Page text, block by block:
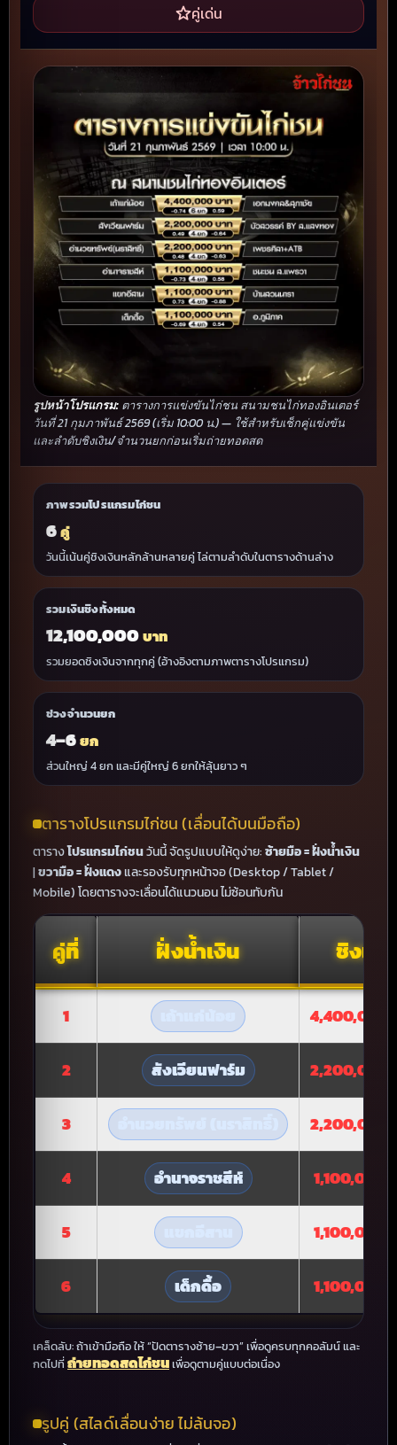
คู่เด่น
รูปหน้าโปรแกรม: ตารางการแข่งขันไก่ชน สนามชนไก่ทองอินเตอร์
วันที่ 21 กุมภาพันธ์ 2569 (เริ่ม 10:00 น.) — ใช้สำหรับเช็กคู่แข่งขัน
และลำดับชิงเงิน/จำนวนยกก่อนเริ่มถ่ายทอดสด
ภาพรวมโปรแกรมไก่ชน
6คู่
วันนี้เน้นคู่ชิงเงินหลักล้านหลายคู่ ไล่ตามลำดับในตารางด้านล่าง
รวมเงินชิงทั้งหมด
12,100,000บาท
รวมยอดชิงเงินจากทุกคู่ (อ้างอิงตามภาพตารางโปรแกรม)
ช่วงจำนวนยก
4–6ยก
ส่วนใหญ่ 4 ยก และมีคู่ใหญ่ 6 ยกให้ลุ้นยาว ๆ
ตารางโปรแกรมไก่ชน (เลื่อนได้บนมือถือ)
ตารางโปรแกรมไก่ชนวันนี้ จัดรูปแบบให้ดูง่าย:ซ้ายมือ = ฝั่งน้ำเงิน
|ขวามือ = ฝั่งแดงและรองรับทุกหน้าจอ (Desktop / Tablet /
Mobile) โดยตารางจะเลื่อนได้แนวนอน ไม่ซ้อนทับกัน
คู่ที่ ฝั่งน้ำเงิน ชิงเงิน
1 4,400,000
2 สังเวียนฟาร์ม 2,200,000
3 2,200,000
4 อำนาจราชสีห์ 1,100,000
5 1,100,000
6 เด็กดื้อ 1,100,000
เคล็ดลับ: ถ้าเข้ามือถือ ให้ “ปัดตารางซ้าย–ขวา” เพื่อดูครบทุกคอลัมน์ และ
กดไปที่ถ่ายทอดสดไก่ชนเพื่อดูตามคู่แบบต่อเนื่อง
รูปคู่ (สไลด์เลื่อนง่าย ไม่ล้นจอ)